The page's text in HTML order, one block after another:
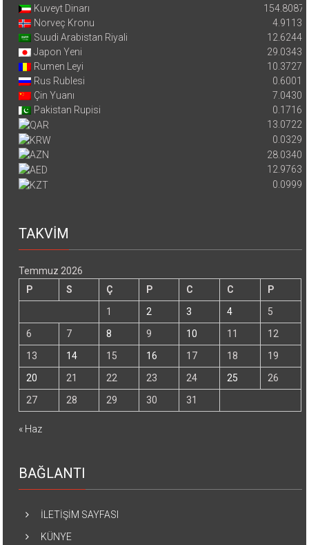
Kuveyt Dinarı
154.8087
Norveç Kronu
4.9113
Suudi Arabistan Riyali
12.6244
Japon Yeni
29.0343
Rumen Leyi
10.3727
Rus Rublesi
0.6001
Çin Yuanı
7.0430
Pakistan Rupisi
0.1716
13.0722
0.0329
28.0340
12.9763
0.0999
TAKVİM
Temmuz 2026
P
S Ç P C C
P
1
2 3 4
5
6
7 8 9 10 11
12
13
14 15 16 17 18
19
20
21 22 23 24 25
26
27
28 29 30 31
« Haz
BAĞLANTI
İLETİŞİM SAYFASI
KÜNYE